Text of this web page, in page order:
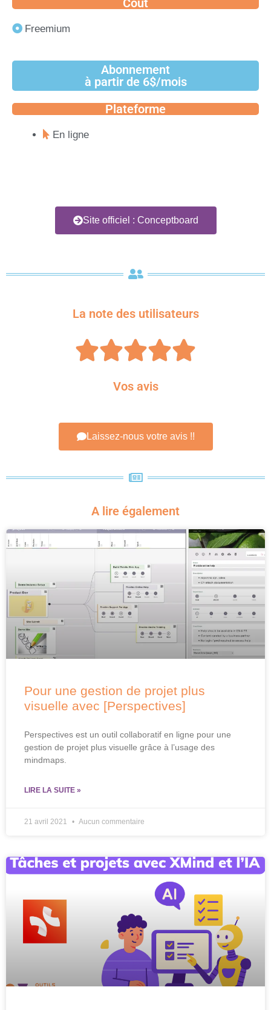
Coût
Freemium
Abonnement
à partir de 6$/mois
Plateforme
En ligne
Site officiel : Conceptboard
La note des utilisateurs

Vos avis
Laissez-nous votre avis !!
A lire également
Pour une gestion de projet plus
visuelle avec [Perspectives]
Perspectives est un outil collaboratif en ligne pour une
gestion de projet plus visuelle grâce à l’usage des
mindmaps.
LIRE LA SUITE »
21 avril 2021 Aucun commentaire